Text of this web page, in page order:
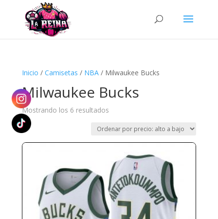
Búsqueda
productos
Inicio / Camisetas / NBA/ Milwaukee Bucks
Milwaukee Bucks
Mostrando los 6 resultadosOrdenado
precio:
alto
bajo